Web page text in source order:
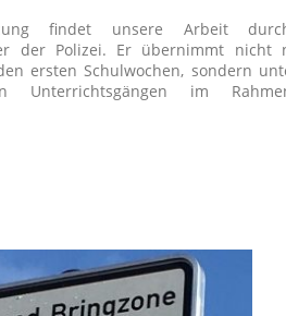
findet unsere Arbeit
der Polizei. Er übernimmt nicht
ersten Schulwochen, sondern
im